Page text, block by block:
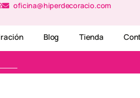
oficina@hiperdecoracio.com
Blog Tienda